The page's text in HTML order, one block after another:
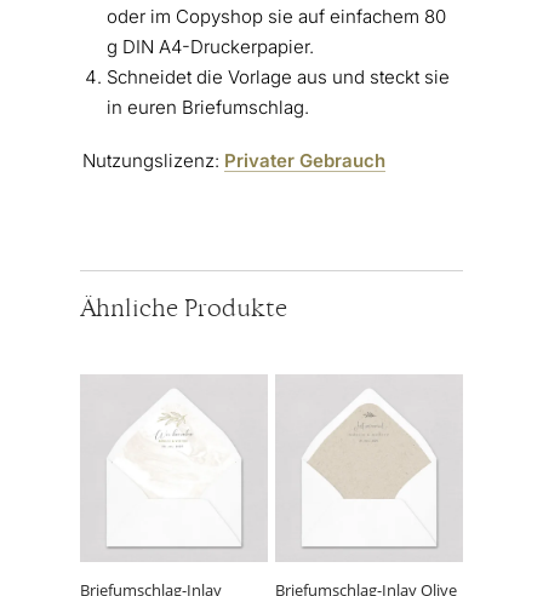
oder im Copyshop sie auf einfachem 80
g DIN A4-Druckerpapier.
Schneidet die Vorlage aus und steckt sie
in euren Briefumschlag.
Nutzungslizenz: Privater Gebrauch
Ähnliche Produkte
Briefumschlag-Inlay
Produkt
weist
mehrere
Varianten
Optionen
können
Briefumschlag-Inlay Olive
Produkt
weist
mehrere
Varianten
Optionen
können